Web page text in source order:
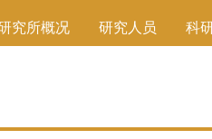
究所概况 研究人员 科